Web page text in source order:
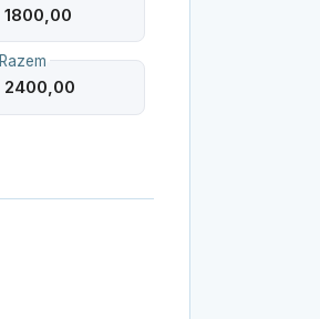
Razem